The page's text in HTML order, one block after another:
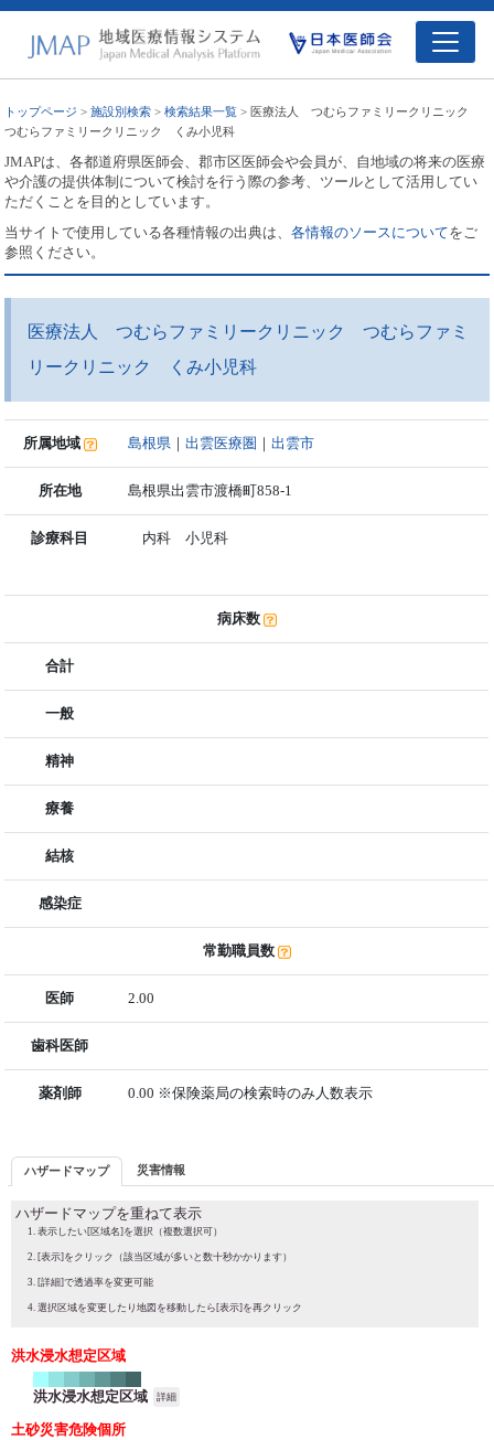
トップページ >施設別検索 >検索結果一覧 > 医療法人 つむらファミリークリニック
つむらファミリークリニック くみ小児科
JMAPは、各都道府県医師会、郡市区医師会や会員が、自地域の将来の医療
や介護の提供体制について検討を行う際の参考、ツールとして活用してい
ただくことを目的としています。
当サイトで使用している各種情報の出典は、各情報のソースについてをご
参照ください。
医療法人 つむらファミリークリニック つむらファミ
リークリニック くみ小児科
所属地域 島根県 ｜出雲医療圏 ｜出雲市
所在地 島根県出雲市渡橋町858-1
診療科目 内科 小児科
病床数
合計
一般
精神
療養
結核
感染症
常勤職員数
医師 2.00
歯科医師
薬剤師 0.00 ※保険薬局の検索時のみ人数表示
ハザードマップ 災害情報
ハザードマップを重ねて表示
表示したい[区域名]を選択（複数選択可）
[表示]をクリック（該当区域が多いと数十秒かかります）
[詳細]で透過率を変更可能
選択区域を変更したり地図を移動したら[表示]を再クリック
洪水浸水想定区域
洪水浸水想定区域 詳細
土砂災害危険個所